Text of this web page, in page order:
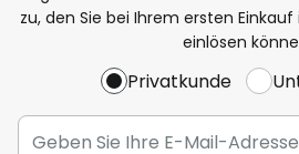
zu, den Sie bei Ihrem ersten
einlösen
Privatkunde